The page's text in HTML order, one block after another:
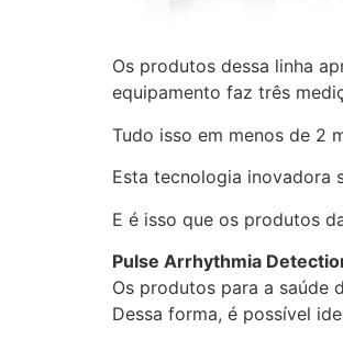
Os produtos dessa linha
equipamento faz três
Tudo isso em menos de 2
Esta tecnologia inovadora
E é isso que os produtos
Pulse Arrhythmia
Os produtos para a saúde
Dessa forma, é possível